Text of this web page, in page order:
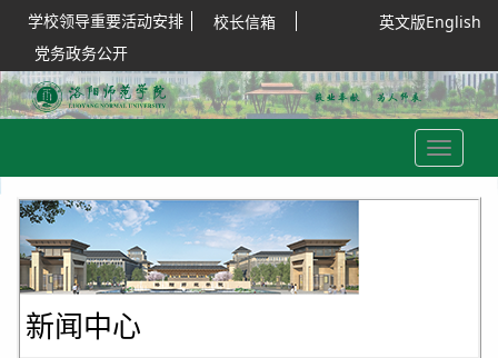
学校领导重要活动安排
校长信箱
党务政务公开
英文版English
Toggle
navigation
新闻中心